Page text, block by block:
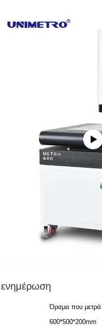
Όραμα που μετρά
600*500*200mm